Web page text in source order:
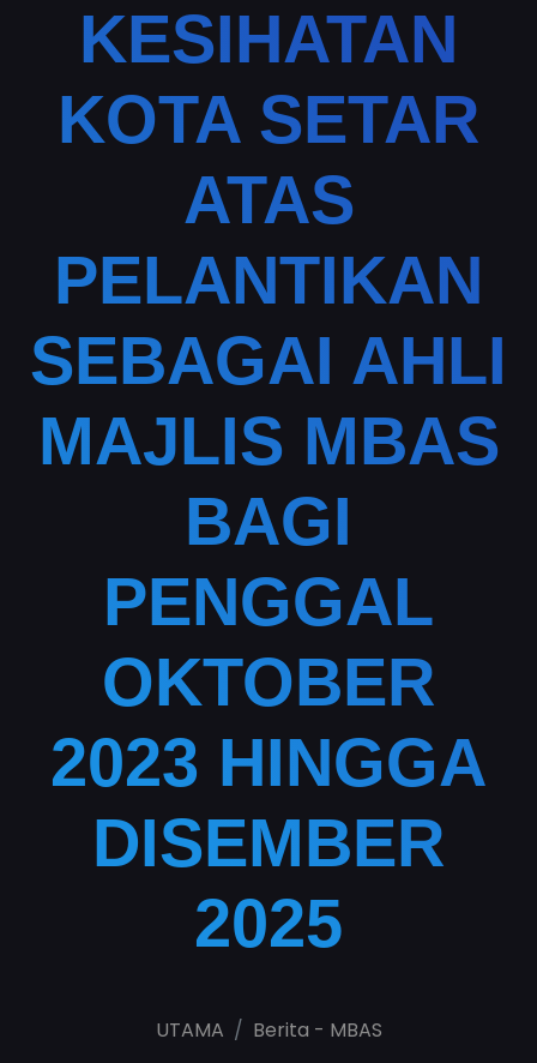
KESIHATAN
KOTA SETAR
ATAS
PELANTIKAN
SEBAGAI AHLI
MAJLIS MBAS
BAGI
PENGGAL
OKTOBER
2023 HINGGA
DISEMBER
2025
UTAMA
Berita - MBAS